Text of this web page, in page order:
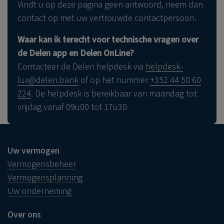
uw vertrouwde contactpersoon, idealiter via de
Delen app.
Lees zeker ookonze andere tips voor online
veiligheid.
hier
Lees zeker ookonze andere tips voor online
veiligheid.
Vindt u op deze pagina geen antwoord, neem dan
contact op met uw vertrouwde contactpersoon.
Waar kan ik terecht voor technische vragen over
de Delen app en Delen OnLine?
Contacteer de Delen helpdesk via helpdesk-
lux@delen.bank of op het nummer +352 44 50 60
224. De helpdesk is bereikbaar van maandag tot
vrijdag vanaf 09u00 tot 17u30.
Uw vermogen
Vermogensbeheer
Vermogensplanning
Uw onderneming
Over ons